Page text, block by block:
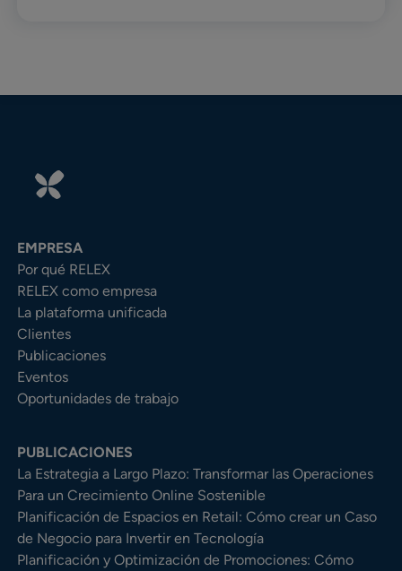
EMPRESA
Por qué RELEX
RELEX como empresa
La plataforma unificada
Clientes
Publicaciones
Eventos
Oportunidades de trabajo
PUBLICACIONES
La Estrategia a Largo Plazo: Transformar las Operaciones
Para un Crecimiento Online Sostenible
Planificación de Espacios en Retail: Cómo crear un Caso
de Negocio para Invertir en Tecnología
Planificación y Optimización de Promociones: Cómo